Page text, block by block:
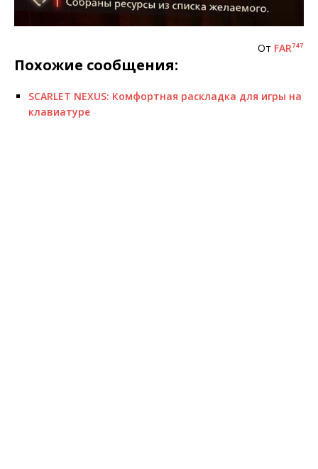
От FAR⁷⁴⁷
Похожие сообщения:
SCARLET NEXUS: Комфортная раскладка для игры на
клавиатуре